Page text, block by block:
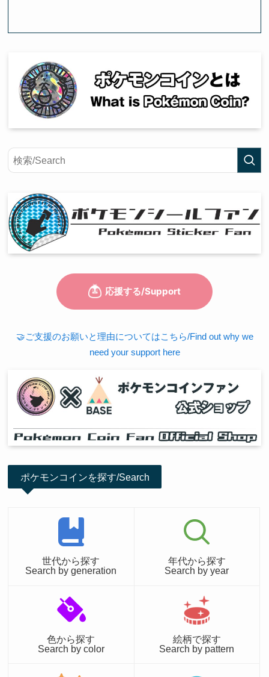
🤝ご支援のお願いと理由についてはこちら/Find out why we
need your support here
ポケモンコインを探す/Search
世代から探す
Search by generation
年代から探す
Search by year
色から探す
Search by color
絵柄で探す
Search by pattern